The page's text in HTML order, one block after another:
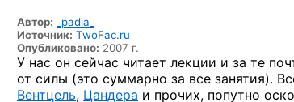
Автор:
_padla_
Источник: TwoFac.ru
Опубликовано: 2007 г.
У нас он сейчас читает лекции и за те
от силы (это суммарно за все занятия).
Вентцель, Цандера и прочих, попутно